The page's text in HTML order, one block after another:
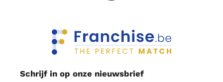
Schrijf in op onze nieuwsbrief